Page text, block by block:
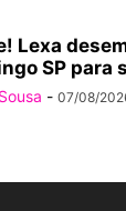
Lexa
SP para
- 07/08/